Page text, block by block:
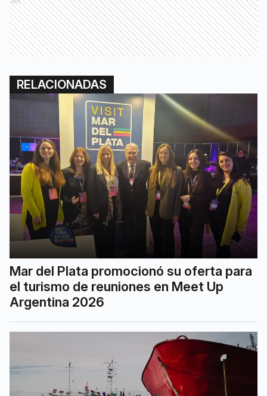
Ads
RELACIONADAS
Mar del Plata promocionó su oferta para
el turismo de reuniones en Meet Up
Argentina 2026